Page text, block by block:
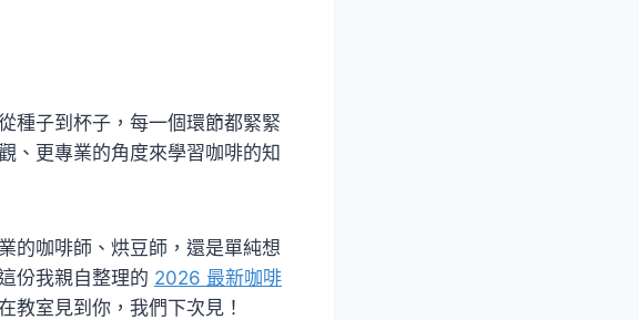
種子到杯子，每一個環節都緊緊
、更專業的角度來學習咖啡的知
的咖啡師、烘豆師，還是單純想
份我親自整理的 2026 最新咖啡
教室見到你，我們下次見！